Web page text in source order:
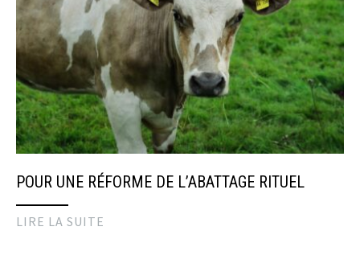
POUR UNE RÉFORME DE L’ABATTAGE RITUEL
LIRE LA SUITE